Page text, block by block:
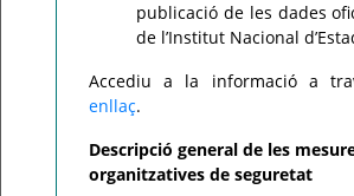
publicació de les dades
de l’Institut Nacional
Accediu a la informació a
enllaç.
Descripció general de les
organitzatives de seguretat